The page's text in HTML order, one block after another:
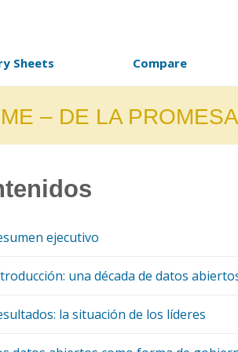
Sheets Compare
– DE LA
ejecutivo
una década de datos
Retrospectiva: lecciones globales de
la situación de los líderes
El camino hacia el progreso